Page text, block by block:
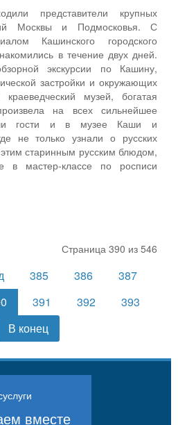
представители крупных
Москвы и Подмосковья. С
Кашинского городского
в течение двух дней.
экскурсии по Кашину,
застройки и окружающих
музей, богатая
на всех сильнейшее
гости и в музее Каши и
не только узнали о русских
старинным русским блюдом,
в мастер-классе по росписи
Страница 390 из 546
385 386
387
391 392
393
В конец
вместе